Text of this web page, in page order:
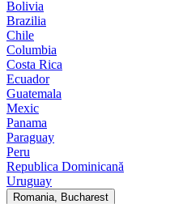
Bolivia
Brazilia
Chile
Columbia
Costa Rica
Ecuador
Guatemala
Mexic
Panama
Paraguay
Peru
Republica Dominicană
Uruguay
Romania, Bucharest